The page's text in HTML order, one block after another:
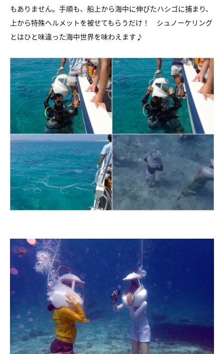
もありません。手順も、船上から海中に伸びたハシゴに捕まり、
上から特殊ヘルメットを被せてもらうだけ！ シュノーケリング
とはひと味違った海中世界を味わえます♪